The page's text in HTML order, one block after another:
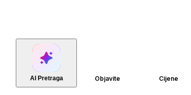
AI Pretraga Objavite Cijene